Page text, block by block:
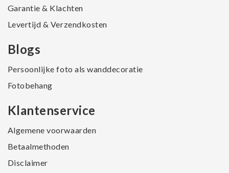
Garantie & Klachten
Levertijd & Verzendkosten
Blogs
Persoonlijke foto als wanddecoratie
Fotobehang
Klantenservice
Algemene voorwaarden
Betaalmethoden
Disclaimer